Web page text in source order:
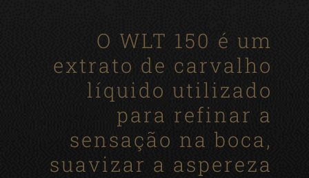
O WLT 150 é um
extrato de carvalho
líquido utilizado
para refinar a
sensação na boca,
suavizar a aspereza